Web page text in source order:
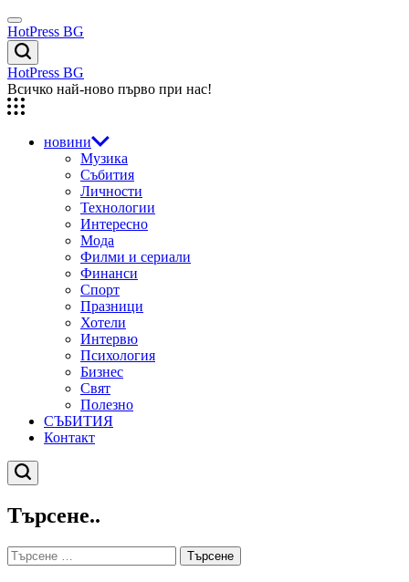
Skip
to
content
Menu
HotPress BG
Търсене
HotPress BG
Всичко най-ново първо при нас!
новини
Музика
Събития
Личности
Технологии
Интересно
Мода
Филми и сериали
Финанси
Спорт
Празници
Хотели
Интервю
Психология
Бизнес
Свят
Полезно
СЪБИТИЯ
Контакт
Търсене
Търсене..
Търсене
за: